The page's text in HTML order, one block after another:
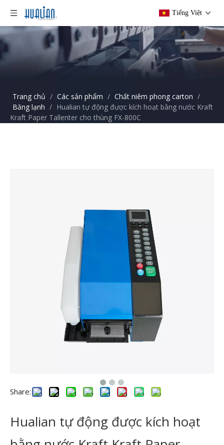
Tiếng Việt
Trang chủ / Các sản phẩm / Chất niêm phong carton /
Băng lạnh / Hualian tự động được kích hoạt bằng nước Kraft
Kraft Paper Tallenter cho thùng FX-800C
Share:
Hualian tự động được kích hoạt